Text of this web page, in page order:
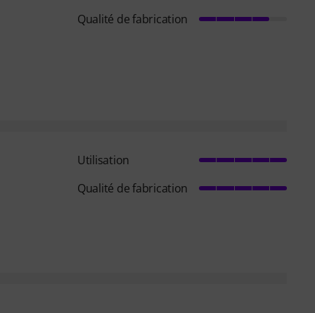
Qualité de fabrication
Utilisation
Qualité de fabrication